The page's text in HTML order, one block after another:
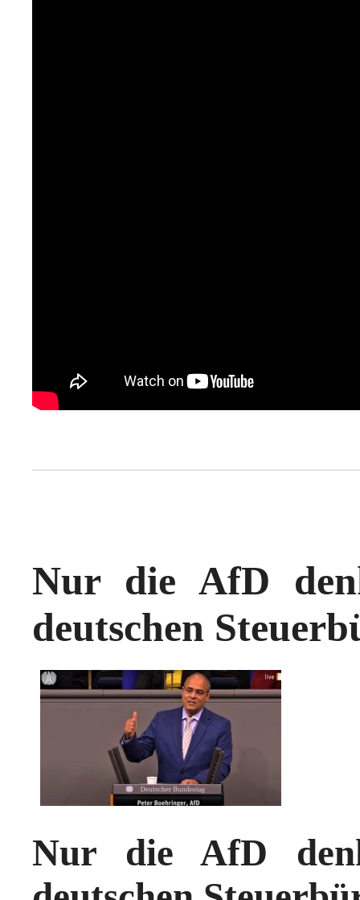
Nur die AfD
deutschen
Nur die AfD